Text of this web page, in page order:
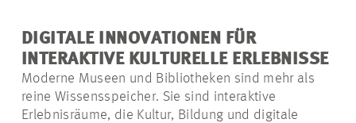
DIGITALE INNOVATIONEN FÜR
INTERAKTIVE KULTURELLE ERLEBNISSE
Moderne Museen und Bibliotheken sind mehr als
reine Wissensspeicher. Sie sind interaktive
Erlebnisräume, die Kultur, Bildung und digitale